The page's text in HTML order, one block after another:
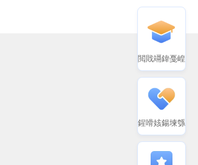
閲戝竵鍏戞崲
鍟嗗姟鍚堜綔